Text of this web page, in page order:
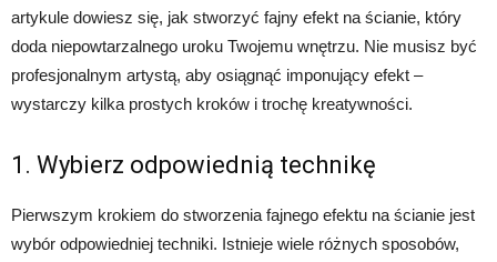
artykule dowiesz się, jak stworzyć fajny efekt na ścianie, który
doda niepowtarzalnego uroku Twojemu wnętrzu. Nie musisz być
profesjonalnym artystą, aby osiągnąć imponujący efekt –
wystarczy kilka prostych kroków i trochę kreatywności.
1. Wybierz odpowiednią technikę
Pierwszym krokiem do stworzenia fajnego efektu na ścianie jest
wybór odpowiedniej techniki. Istnieje wiele różnych sposobów,